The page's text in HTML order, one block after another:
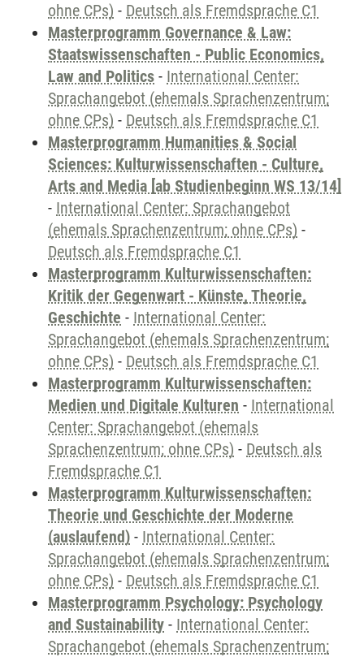
ohne CPs) - Deutsch als Fremdsprache C1
Masterprogramm Governance & Law:
Staatswissenschaften - Public Economics,
Law and Politics - International Center:
Sprachangebot (ehemals Sprachenzentrum;
ohne CPs) - Deutsch als Fremdsprache C1
Masterprogramm Humanities & Social
Sciences: Kulturwissenschaften - Culture,
Arts and Media [ab Studienbeginn WS 13/14]
- International Center: Sprachangebot
(ehemals Sprachenzentrum; ohne CPs) -
Deutsch als Fremdsprache C1
Masterprogramm Kulturwissenschaften:
Kritik der Gegenwart - Künste, Theorie,
Geschichte - International Center:
Sprachangebot (ehemals Sprachenzentrum;
ohne CPs) - Deutsch als Fremdsprache C1
Masterprogramm Kulturwissenschaften:
Medien und Digitale Kulturen - International
Center: Sprachangebot (ehemals
Sprachenzentrum; ohne CPs) - Deutsch als
Fremdsprache C1
Masterprogramm Kulturwissenschaften:
Theorie und Geschichte der Moderne
(auslaufend) - International Center:
Sprachangebot (ehemals Sprachenzentrum;
ohne CPs) - Deutsch als Fremdsprache C1
Masterprogramm Psychology: Psychology
and Sustainability - International Center:
Sprachangebot (ehemals Sprachenzentrum;